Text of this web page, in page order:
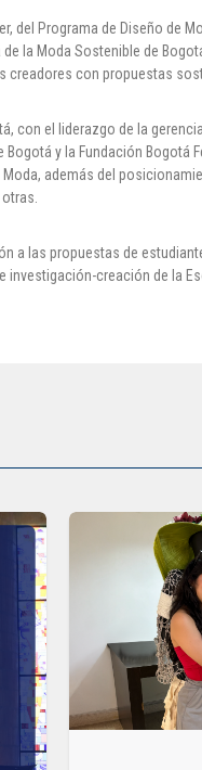
del Programa de Diseño de
de la Moda Sostenible de
creadores con propuestas
con el liderazgo de la
y la Fundación Bogotá
además del
a las propuestas de
creación de la